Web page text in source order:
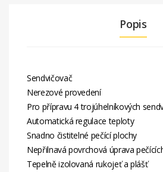
Popis
Sendvičovač
Nerezové provedení
Pro přípravu 4 trojúhelníkových
Automatická regulace teploty
Snadno čistitelné pečící plochy
Nepřilnavá povrchová úprava
Tepelně izolovaná rukojeť a plášť